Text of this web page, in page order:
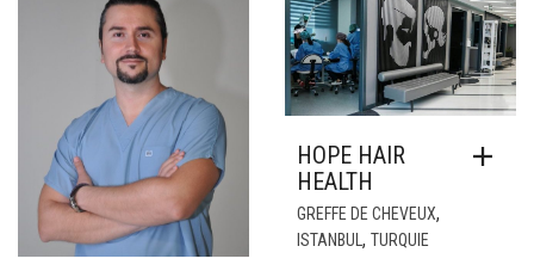
HOPE HAIR
HEALTH
GREFFE DE CHEVEUX,
ISTANBUL , TURQUIE